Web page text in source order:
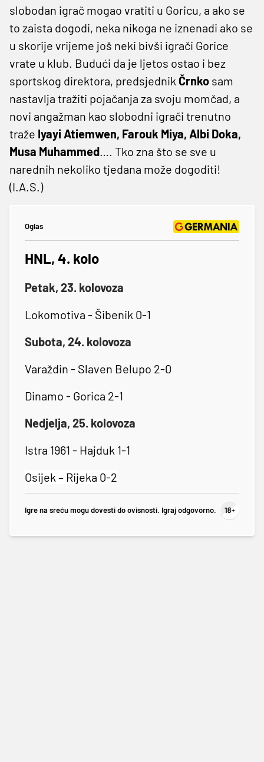
slobodan igrač mogao vratiti u Goricu, a ako se
to zaista dogodi, neka nikoga ne iznenadi ako se
u skorije vrijeme još neki bivši igrači Gorice
vrate u klub. Budući da je ljetos ostao i bez
sportskog direktora, predsjednik Črnko sam
nastavlja tražiti pojačanja za svoju momčad, a
novi angažman kao slobodni igrači trenutno
traže Iyayi Atiemwen, Farouk Miya, Albi Doka,
Musa Muhammed…. Tko zna što se sve u
narednih nekoliko tjedana može dogoditi!
(I.A.S.)
Oglas
HNL, 4. kolo
Petak, 23. kolovoza
Lokomotiva - Šibenik 0-1
Subota, 24. kolovoza
Varaždin - Slaven Belupo 2-0
Dinamo - Gorica 2-1
Nedjelja, 25. kolovoza
Istra 1961 - Hajduk 1-1
Osijek – Rijeka 0-2
Igre na sreću mogu dovesti do ovisnosti. Igraj odgovorno.